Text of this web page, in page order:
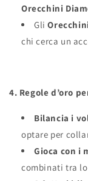
Orecchini
Gli
chi cerca un
4. Regole d’oro
Bilancia i
optare per
Gioca con i
combinati tra